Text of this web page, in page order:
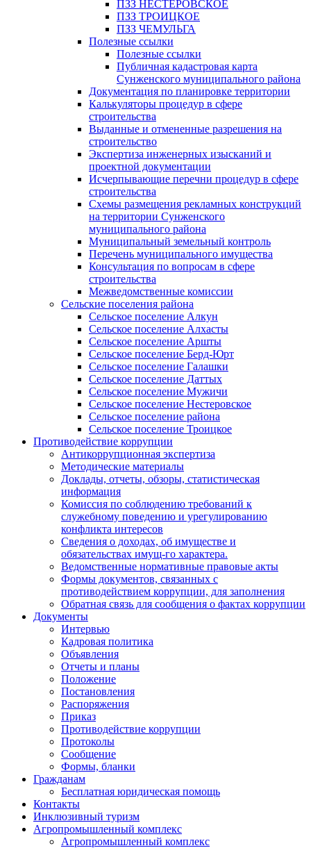
ПЗЗ НЕСТЕРОВСКОЕ
ПЗЗ ТРОИЦКОЕ
ПЗЗ ЧЕМУЛЬГА
Полезные ссылки
Полезные ссылки
Публичная кадастровая карта
Сунженского муниципального района
Документация по планировке территории
Калькуляторы процедур в сфере
строительства
Выданные и отмененные разрешения на
строительство
Экспертиза инженерных изысканий и
проектной документации
Исчерпывающие перечни процедур в сфере
строительства
Схемы размещения рекламных конструкций
на территории Сунженского
муниципального района
Муниципальный земельный контроль
Перечень муниципального имущества
Консультация по вопросам в сфере
строительства
Межведомственные комиссии
Сельские поселения района
Сельское поселение Алкун
Сельское поселение Алхасты
Сельское поселение Аршты
Сельское поселение Берд-Юрт
Сельское поселение Галашки
Сельское поселение Даттых
Сельское поселение Мужичи
Сельское поселение Нестеровское
Сельское поселение района
Сельское поселение Троицкое
Противодействие коррупции
Антикоррупционная экспертиза
Методические материалы
Доклады, отчеты, обзоры, статистическая
информация
Комиссия по соблюдению требований к
служебному поведению и урегулированию
конфликта интересов
Сведения о доходах, об имуществе и
обязательствах имущ-го характера.
Ведомственные нормативные правовые акты
Формы документов, связанных с
противодействием коррупции, для заполнения
Обратная связь для сообщения о фактах коррупции
Документы
Интервью
Кадровая политика
Объявления
Отчеты и планы
Положение
Постановления
Распоряжения
Приказ
Противодействие коррупции
Протоколы
Сообщение
Формы, бланки
Гражданам
Бесплатная юридическая помощь
Контакты
Инклюзивный туризм
Агропромышленный комплекс
Агропромышленный комплекс